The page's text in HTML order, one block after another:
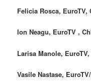
Felicia Rosca, EuroTV,
Ion Neagu, EuroTV ,
Larisa Manole,
Vasile Nastase,